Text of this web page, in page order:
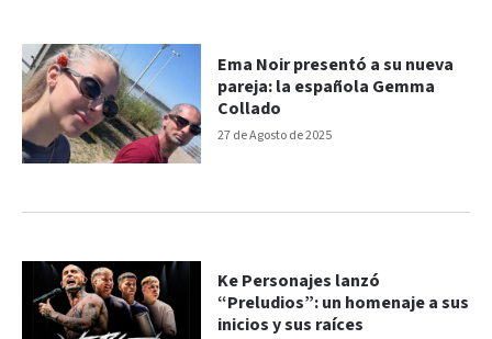
27 de Agosto de 2025
Ema Noir presentó a su nueva
pareja: la española Gemma
Collado
Ke Personajes lanzó
“Preludios”: un homenaje a sus
inicios y sus raíces